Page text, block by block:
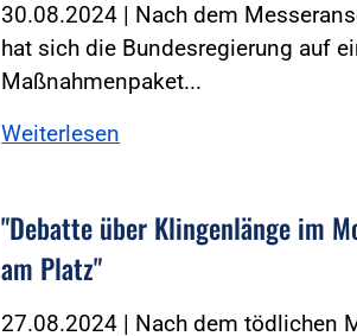
30.08.2024 | Nach dem
hat sich die Bundesregierung auf
Maßnahmenpaket...
Weiterlesen
"Debatte über Klingenlänge im
am Platz"
27.08.2024 | Nach dem tödlichen